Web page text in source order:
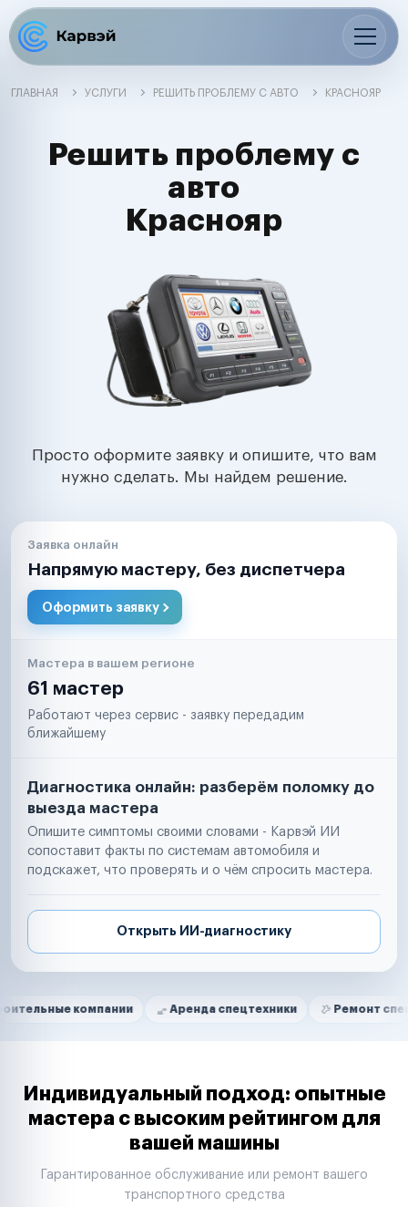
ГЛАВНАЯ УСЛУГИ РЕШИТЬ ПРОБЛЕМУ С АВТО КРАСНОЯР
Решить проблему с
авто
Краснояр
Просто оформите заявку и опишите, что вам
нужно сделать. Мы найдем решение.
Заявка онлайн
Напрямую мастеру, без диспетчера
Оформить заявку
Мастера в вашем регионе
61 мастер
Работают через сервис - заявку передадим
ближайшему
Диагностика онлайн: разберём поломку до
выезда мастера
Опишите симптомы своими словами - Карвэй ИИ
сопоставит факты по системам автомобиля и
подскажет, что проверять и о чём спросить мастера.
Открыть ИИ-диагностику
Нам доверяют
компании Аренда спецтехники Ремонт спецтехники
Маркетплейсы
Таксопарки
Автодилеры
Строительные компании
Аренда спецтехники
Индивидуальный подход: опытные
мастера с высоким рейтингом для
вашей машины
Гарантированное обслуживание или ремонт вашего
транспортного средства